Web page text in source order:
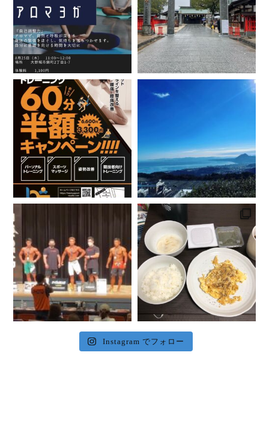
Instagram でフォロー